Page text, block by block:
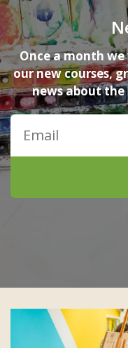
Once a month
our new courses,
news about